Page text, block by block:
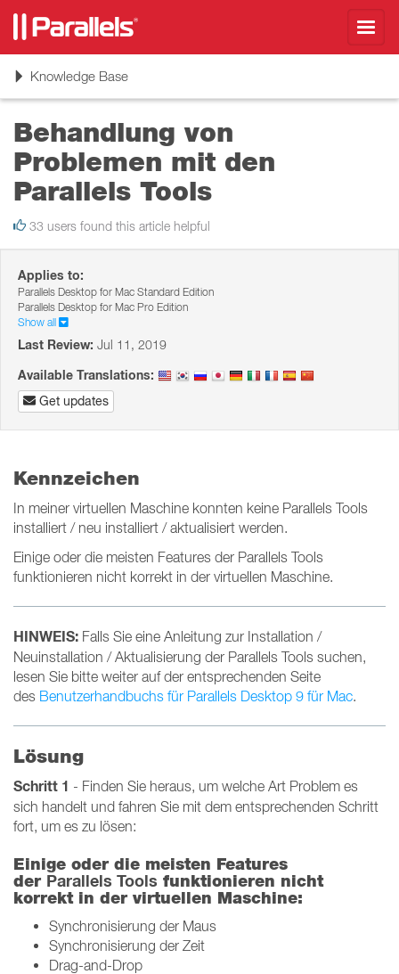
ToggleKnowledge Base
Behandlung von
Problemen mit den
Parallels Tools
33 users found this article helpful
Applies to:
Parallels Desktop for Mac Standard Edition
Parallels Desktop for Mac Pro Edition
Show all
Last Review: Jul 11, 2019
Available Translations:
Get updates
Kennzeichen
In meiner virtuellen Maschine konnten keine Parallels Tools
installiert / neu installiert / aktualisiert werden.
Einige oder die meisten Features der Parallels Tools
funktionieren nicht korrekt in der virtuellen Maschine.
HINWEIS: Falls Sie eine Anleitung zur Installation /
Neuinstallation / Aktualisierung der Parallels Tools suchen,
lesen Sie bitte weiter auf der entsprechenden Seite
des Benutzerhandbuchs für Parallels Desktop 9 für Mac.
Lösung
Schritt 1 - Finden Sie heraus, um welche Art Problem es
sich handelt und fahren Sie mit dem entsprechenden Schritt
fort, um es zu lösen:
Einige oder die meisten Features
der Parallels Tools funktionieren nicht
korrekt in der virtuellen Maschine:
Synchronisierung der Maus
Synchronisierung der Zeit
Drag-and-Drop